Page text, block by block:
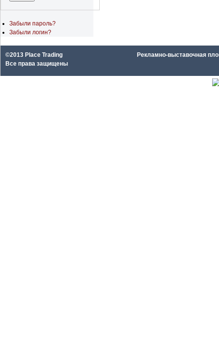
Забыли пароль?
Забыли логин?
©2013 Place Trading
Все права защищены
Рекламно-выставочная